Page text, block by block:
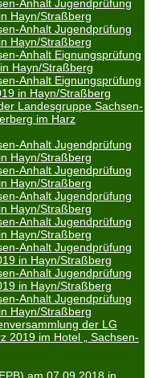
Anhalt Jugendprüfung
Hayn/Straßberg
Anhalt Jugendprüfung
Hayn/Straßberg
Anhalt Eignungsprüfung
Hayn/Straßberg
Anhalt Eignungsprüfung
in Hayn/Straßberg
Landesgruppe Sachsen-
im Harz
Anhalt Jugendprüfung
Hayn/Straßberg
Anhalt Jugendprüfung
Hayn/Straßberg
Anhalt Jugendprüfung
Hayn/Straßberg
Anhalt Jugendprüfung
Hayn/Straßberg
Anhalt Jugendprüfung
in Hayn/Straßberg
Anhalt Jugendprüfung
in Hayn/Straßberg
Anhalt Jugendprüfung
Hayn/Straßberg
der LG
2019 im Hotel „ Sachsen-